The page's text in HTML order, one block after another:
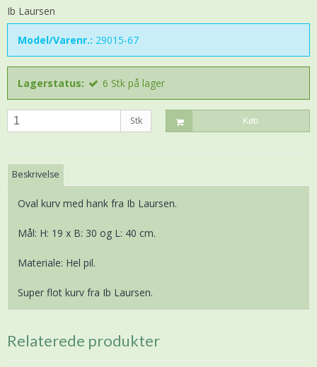
Ib Laursen
Model/Varenr.: 29015-67
Lagerstatus: 6 Stk på lager
Stk Køb
Beskrivelse
Oval kurv med hank fra Ib Laursen.
Mål: H: 19 x B: 30 og L: 40 cm.
Materiale: Hel pil.
Super flot kurv fra Ib Laursen.
Relaterede produkter